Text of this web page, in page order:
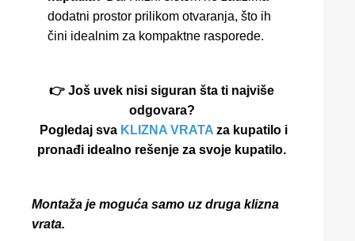
dodatni prostor prilikom otvaranja, što ih
čini idealnim za kompaktne rasporede.
👉 Još uvek nisi siguran šta ti najviše
odgovara?
Pogledaj sva KLIZNA VRATAza kupatilo i
pronađi idealno rešenje za svoje kupatilo.
Montaža je moguća samo uz druga klizna
vrata.